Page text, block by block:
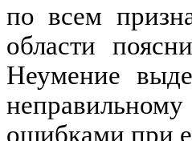
по всем
области
Неумение
ошибками при